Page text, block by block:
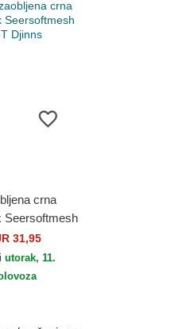
crna
Seersoftmesh
31,95
utorak, 11.